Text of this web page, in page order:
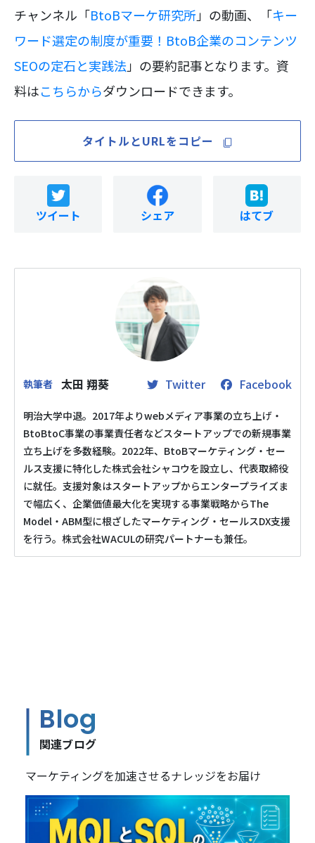
チャンネル「BtoBマーケ研究所」の動画、「キー
ワード選定の制度が重要！BtoB企業のコンテンツ
SEOの定石と実践法」の要約記事となります。資
料はこちらからダウンロードできます。
タイトルとURLをコピー
ツイート シェア はてブ
太田 翔葵 Twitter Facebook
明治大学中退。2017年よりwebメディア事業の立ち上げ・
BtoBtoC事業の事業責任者などスタートアップでの新規事業
立ち上げを多数経験。2022年、BtoBマーケティング・セー
ルス支援に特化した株式会社シャコウを設立し、代表取締役
に就任。支援対象はスタートアップからエンタープライズま
で幅広く、企業価値最大化を実現する事業戦略からThe
Model・ABM型に根ざしたマーケティング・セールスDX支援
を行う。株式会社WACULの研究パートナーも兼任。
Blog
関連ブログ
マーケティングを加速させるナレッジをお届け